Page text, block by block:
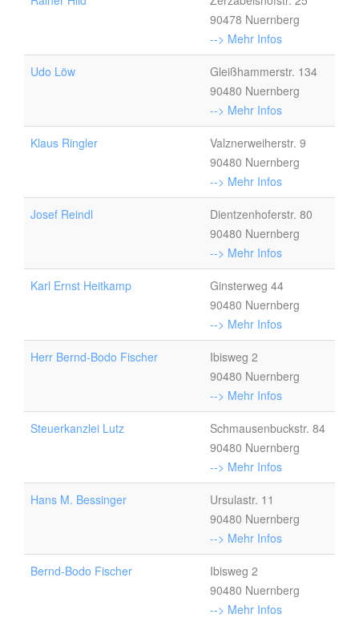
90478 Nuernberg
--> Mehr Infos
Udo Löw
Gleißhammerstr. 134
90480 Nuernberg
--> Mehr Infos
Klaus Ringler
Valznerweiherstr. 9
90480 Nuernberg
--> Mehr Infos
Josef Reindl
Dientzenhoferstr. 80
90480 Nuernberg
--> Mehr Infos
Karl Ernst Heitkamp
Ginsterweg 44
90480 Nuernberg
--> Mehr Infos
Herr Bernd-Bodo Fischer
Ibisweg 2
90480 Nuernberg
--> Mehr Infos
Steuerkanzlei Lutz
Schmausenbuckstr. 84
90480 Nuernberg
--> Mehr Infos
Hans M. Bessinger
Ursulastr. 11
90480 Nuernberg
--> Mehr Infos
Bernd-Bodo Fischer
Ibisweg 2
90480 Nuernberg
--> Mehr Infos